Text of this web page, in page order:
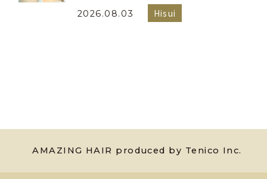
2026.08.03 Hisui
AMAZING HAIR produced by Tenico Inc.